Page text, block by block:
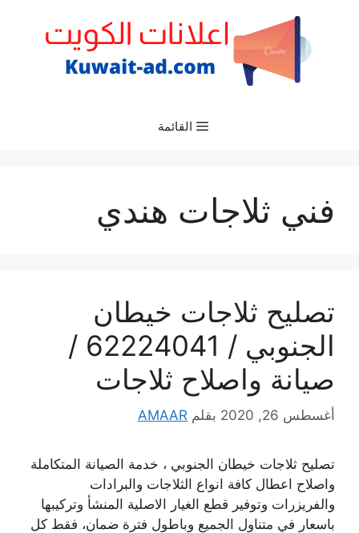
القائمة
فني ثلاجات هندي
تصليح ثلاجات خيطان
الجنوبي / 62224041 /
صيانة واصلاح ثلاجات
أغسطس 26, 2020 بقلم AMAAR
تصليح ثلاجات خيطان الجنوبي ، خدمة الصيانة المتكاملة
واصلاح اعطال كافة انواع الثلاجات والبرادات
والفريزرات وتوفير قطع الغيار الاصلية المنشأ وتركيبها
باسعار في متناول الجميع وباطول فترة ضمان، فقط كل